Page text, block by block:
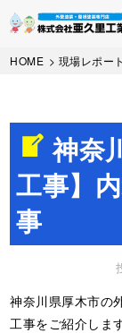
SkipHOME > 現場レポート
神奈
工事】
事
神奈川県厚木市の
工事をご紹介しま